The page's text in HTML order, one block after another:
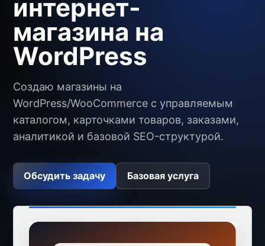
интернет-
магазина на
WordPress
Создаю магазины на
WordPress/WooCommerce с управляемым
каталогом, карточками товаров, заказами,
аналитикой и базовой SEO-структурой.
Обсудить задачу Базовая услуга